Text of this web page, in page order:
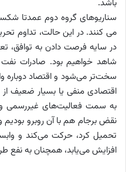
باشد.
سناریوهای گروه دوم عمدتا
می کنند. در این حالت، تداوم
در سایه فرصت دادن به توافق،
شاهد خواهیم بود. صادرات
سخت‌تر می‌شود و اقتصاد دوباره
اقتصادی منفی یا بسیار ضعیف
به سمت فعالیت‌های غیررسمی
نقض برجام هم با آن روبرو بودیم
تحمیل کرد، حرکت می‌کند و
افزایش می‌یابد، همچنان به نفع